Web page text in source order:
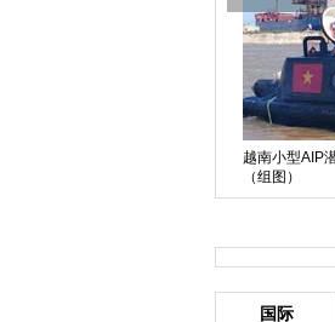
越南小型AIP潜艇首次海试失败
国际